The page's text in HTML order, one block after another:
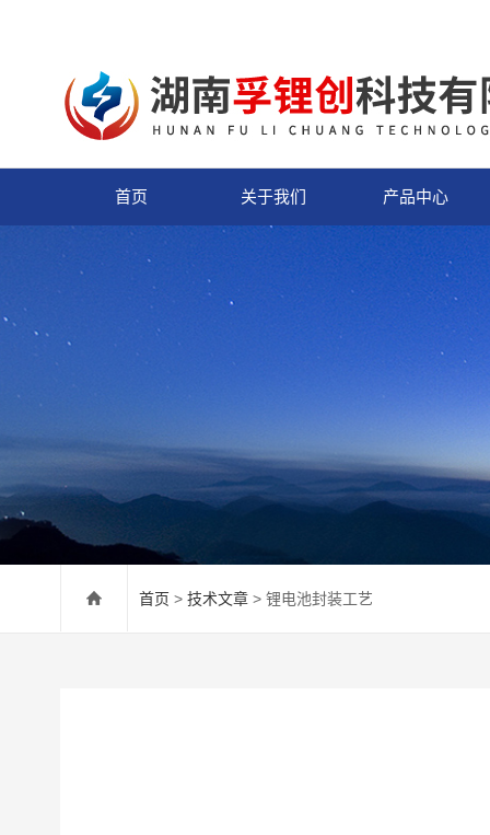
首页 关于我们 产品中心
首页 > 技术文章 > 锂电池封装工艺